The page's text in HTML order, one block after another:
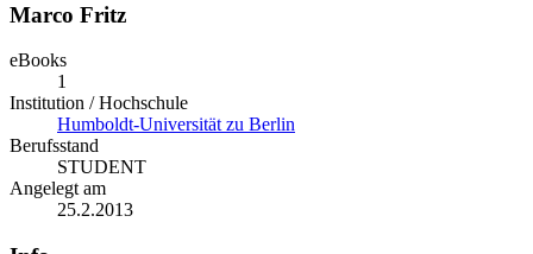
Marco Fritz
eBooks
1
Institution / Hochschule
Humboldt-Universität zu Berlin
Berufsstand
STUDENT
Angelegt am
25.2.2013